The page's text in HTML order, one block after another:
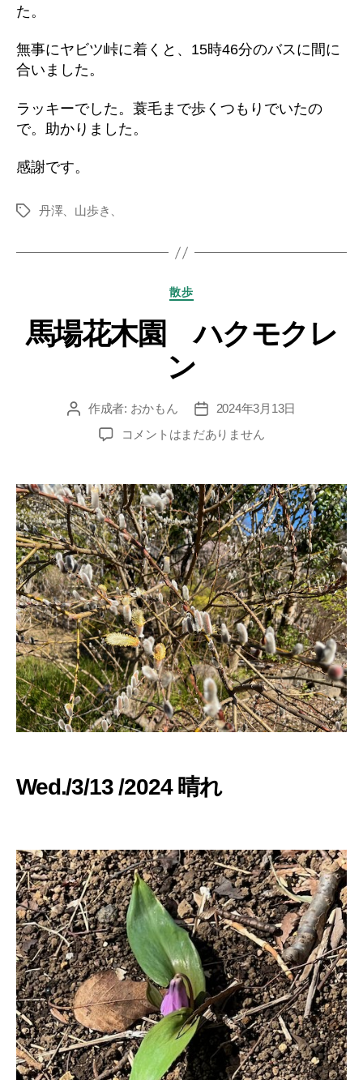
た。
無事にヤビツ峠に着くと、15時46分のバスに間に
合いました。
ラッキーでした。蓑毛まで歩くつもりでいたの
で。助かりました。
感謝です。
タ
丹澤、山歩き、
カ
リ
ー
散歩
馬場花木園 ハクモクレ
ン
投 作成者: おかもん
投
稿
日
2024年3月13日
馬
木
園
ハ
ク
モ
ク
レ
ン
へ
の
コメントはまだありません
Wed./3/13 /2024 晴れ